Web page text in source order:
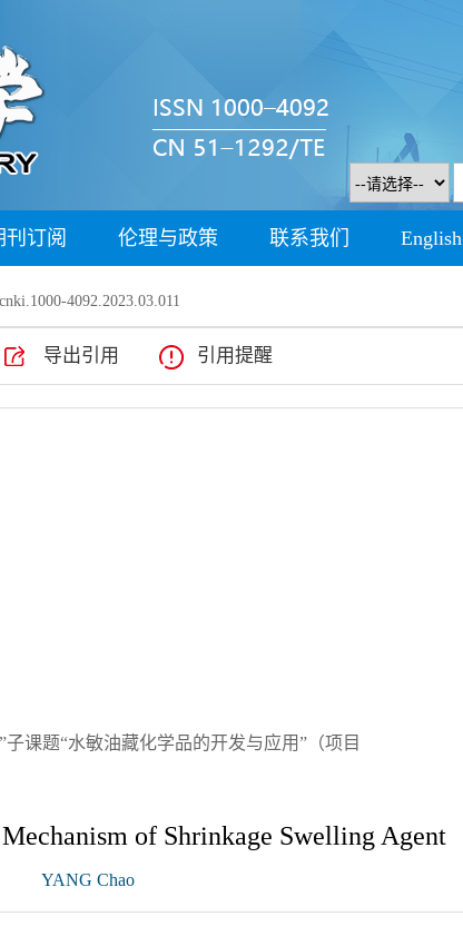
刊订阅 伦理与政策 联系我们 English
4092.2023.03.011
导出引用 引用提醒
课题“水敏油藏化学品的开发与应用”（项目
of Shrinkage Swelling Agent
YANG Chao